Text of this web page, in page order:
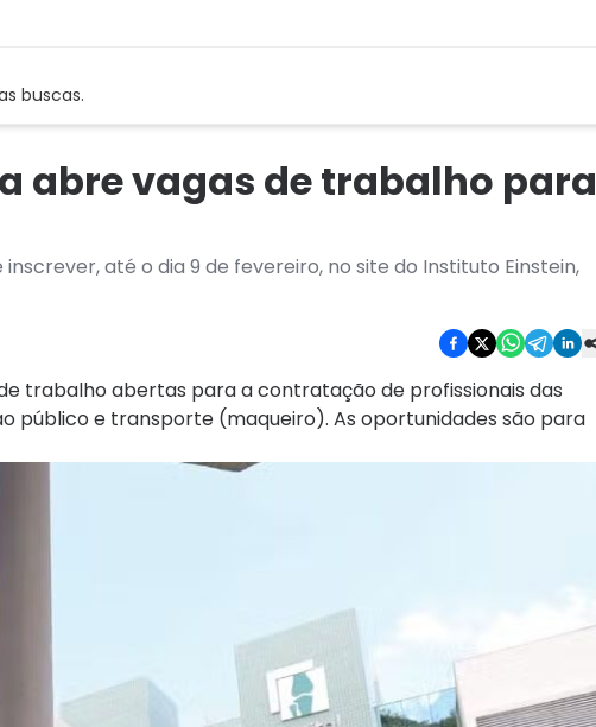
buscas.
abre vagas de trabalho para
até o dia 9 de fevereiro, no site do Instituto Einstein,
trabalho abertas para a contratação de profissionais das
público e transporte (maqueiro). As oportunidades são para